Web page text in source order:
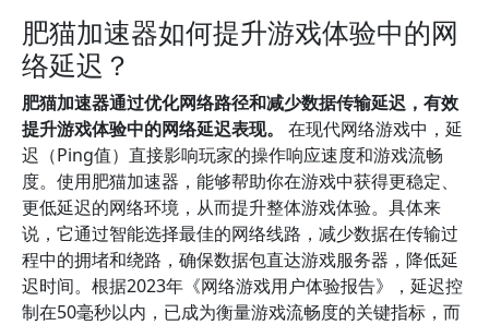
肥猫加速器如何提升游戏体验中的网
络延迟？
肥猫加速器通过优化网络路径和减少数据传输延迟，有效
提升游戏体验中的网络延迟表现。
在现代网络游戏中，延
迟（Ping值）直接影响玩家的操作响应速度和游戏流畅
度。使用肥猫加速器，能够帮助你在游戏中获得更稳定、
更低延迟的网络环境，从而提升整体游戏体验。具体来
说，它通过智能选择最佳的网络线路，减少数据在传输过
程中的拥堵和绕路，确保数据包直达游戏服务器，降低延
迟时间。根据2023年《网络游戏用户体验报告》，延迟控
制在50毫秒以内，已成为衡量游戏流畅度的关键指标，而